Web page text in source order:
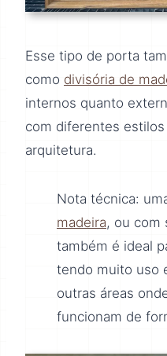
Esse tipo de porta
como divisória de
internos quanto
com diferentes
arquitetura.
Nota técnica:
madeira, ou com
também é ideal
tendo muito uso
outras áreas
funcionam de